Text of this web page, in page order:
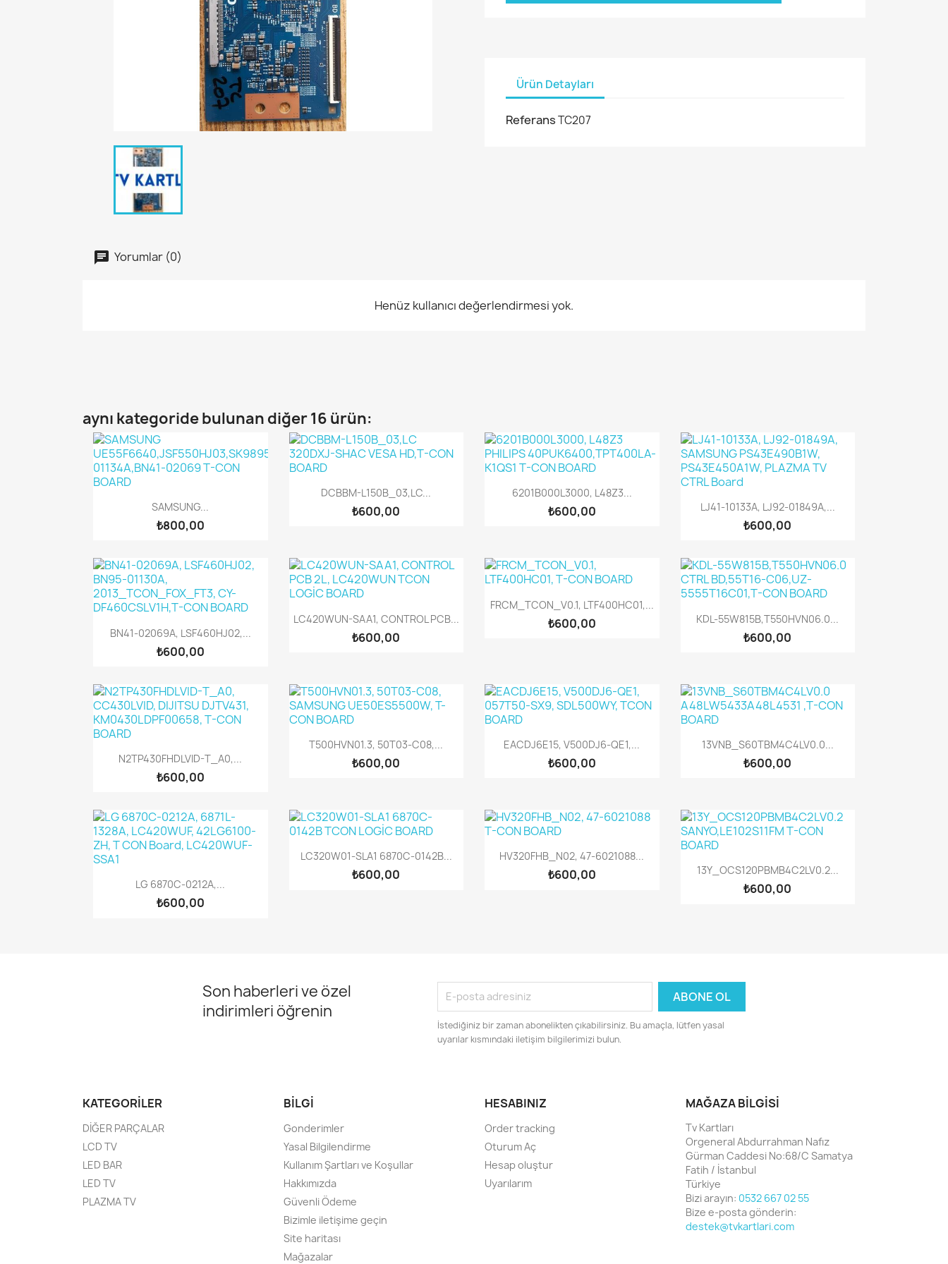
Ürün Detayları
ReferansTC207
Yorumlar (0)
Henüz kullanıcı değerlendirmesi yok.
aynı kategoride bulunan diğer 16 ürün:
Hızlı Görünüm
SAMSUNG...
₺800,00
Hızlı Görünüm
DCBBM-L150B_03,LC...
₺600,00
Hızlı Görünüm
6201B000L3000, L48Z3...
₺600,00 Hızlı Görünüm
LJ41-10133A, LJ92-01849A,...
₺600,00
Hızlı Görünüm
BN41-02069A, LSF460HJ02,...
₺600,00
Hızlı Görünüm
LC420WUN-SAA1, CONTROL PCB...
₺600,00
Hızlı Görünüm
FRCM_TCON_V0.1, LTF400HC01,...
₺600,00 Hızlı Görünüm
KDL-55W815B,T550HVN06.0...
₺600,00
Hızlı Görünüm
N2TP430FHDLVID-T_A0,...
₺600,00
Hızlı Görünüm
T500HVN01.3, 50T03-C08,...
₺600,00
Hızlı Görünüm
EACDJ6E15, V500DJ6-QE1,...
₺600,00
 Hızlı Görünüm
13VNB_S60TBM4C4LV0.0...
₺600,00
 Hızlı Görünüm
LG 6870C-0212A,...
₺600,00
Hızlı Görünüm
LC320W01-SLA1 6870C-0142B...
₺600,00
Hızlı Görünüm
HV320FHB_N02, 47-6021088...
₺600,00 Hızlı Görünüm
13Y_OCS120PBMB4C2LV0.2...
₺600,00
Son haberleri ve özel
indirimleri öğrenin
İstediğiniz bir zaman abonelikten çıkabilirsiniz. Bu amaçla, lütfen yasal
uyarılar kısmındaki iletişim bilgilerimizi bulun.
KATEGORILER
DİĞER PARÇALAR
LCD TV
LED BAR
LED TV
PLAZMA TV
BILGI
Gonderimler
Yasal Bilgilendirme
Kullanım Şartları ve Koşullar
Hakkımızda
Güvenli Ödeme
Bizimle iletişime geçin
Site haritası
Mağazalar
HESABINIZ
Order tracking
Oturum Aç
Hesap oluştur
Uyarılarım
MAĞAZA BILGISI
Tv Kartları
Orgeneral Abdurrahman Nafız
Gürman Caddesi No:68/C Samatya
Fatih / İstanbul
Türkiye
Bizi arayın: 0532 667 02 55
Bize e-posta gönderin:
destek@tvkartlari.com